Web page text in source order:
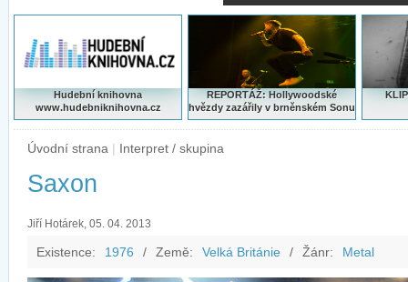
Hudební knihovna
www.hudebniknihovna.cz
REPORTÁŽ: Hollywoodské
hvězdy zazářily v brněnském Sonu
Úvodní strana | Interpret / skupina
Saxon
Jiří Hotárek, 05. 04. 2013
Existence: 1976 / Země: Velká Británie / Žánr: Metal